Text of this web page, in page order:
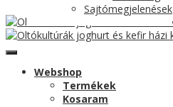
Sajtómegjelenések
Webshop
Termékek
Kosaram